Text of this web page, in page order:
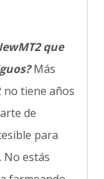
que
Más
no tiene años
de
para
No estás